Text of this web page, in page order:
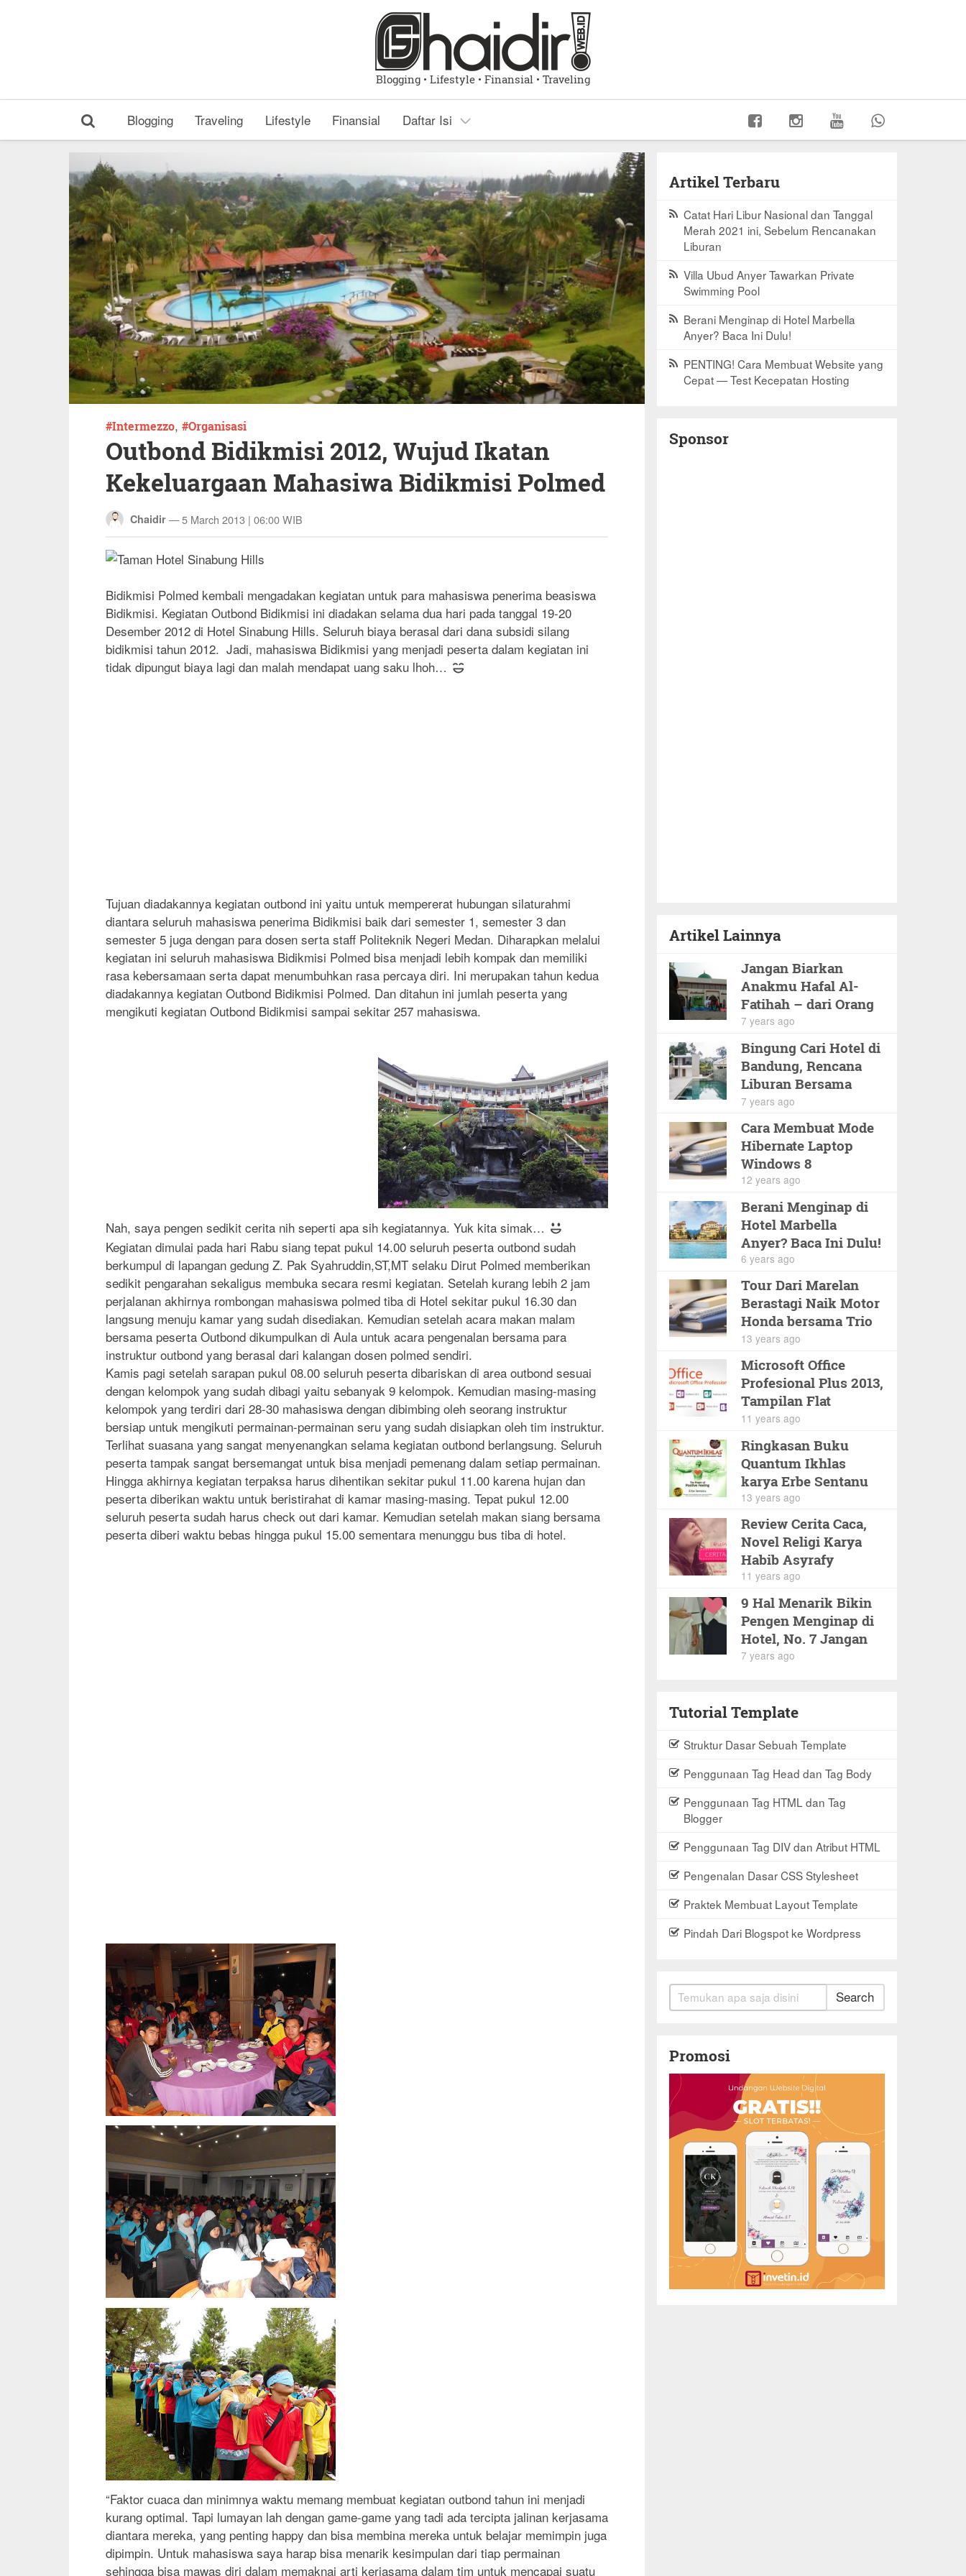
Blogging • Lifestyle • Finansial • Traveling
Blogging Traveling Lifestyle Finansial Daftar Isi
Intermezzo, Organisasi
Outbond Bidikmisi 2012, Wujud Ikatan
Kekeluargaan Mahasiwa Bidikmisi Polmed
Chaidir —5 March 2013 | 06:00 WIB
Bidikmisi Polmed kembali mengadakan kegiatan untuk para mahasiswa penerima beasiswa
Bidikmisi. Kegiatan Outbond Bidikmisi ini diadakan selama dua hari pada tanggal 19-20
Desember 2012 di Hotel Sinabung Hills. Seluruh biaya berasal dari dana subsidi silang
bidikmisi tahun 2012. Jadi, mahasiswa Bidikmisi yang menjadi peserta dalam kegiatan ini
tidak dipungut biaya lagi dan malah mendapat uang saku lhoh…
Tujuan diadakannya kegiatan outbond ini yaitu untuk mempererat hubungan silaturahmi
diantara seluruh mahasiswa penerima Bidikmisi baik dari semester 1, semester 3 dan
semester 5 juga dengan para dosen serta staff Politeknik Negeri Medan. Diharapkan melalui
kegiatan ini seluruh mahasiswa Bidikmisi Polmed bisa menjadi lebih kompak dan memiliki
rasa kebersamaan serta dapat menumbuhkan rasa percaya diri. Ini merupakan tahun kedua
diadakannya kegiatan Outbond Bidikmisi Polmed. Dan ditahun ini jumlah peserta yang
mengikuti kegiatan Outbond Bidikmisi sampai sekitar 257 mahasiswa.
Nah, saya pengen sedikit cerita nih seperti apa sih kegiatannya. Yuk kita simak…
Kegiatan dimulai pada hari Rabu siang tepat pukul 14.00 seluruh peserta outbond sudah
berkumpul di lapangan gedung Z. Pak Syahruddin,ST,MT selaku Dirut Polmed memberikan
sedikit pengarahan sekaligus membuka secara resmi kegiatan. Setelah kurang lebih 2 jam
perjalanan akhirnya rombongan mahasiswa polmed tiba di Hotel sekitar pukul 16.30 dan
langsung menuju kamar yang sudah disediakan. Kemudian setelah acara makan malam
bersama peserta Outbond dikumpulkan di Aula untuk acara pengenalan bersama para
instruktur outbond yang berasal dari kalangan dosen polmed sendiri.
Kamis pagi setelah sarapan pukul 08.00 seluruh peserta dibariskan di area outbond sesuai
dengan kelompok yang sudah dibagi yaitu sebanyak 9 kelompok. Kemudian masing-masing
kelompok yang terdiri dari 28-30 mahasiswa dengan dibimbing oleh seorang instruktur
bersiap untuk mengikuti permainan-permainan seru yang sudah disiapkan oleh tim instruktur.
Terlihat suasana yang sangat menyenangkan selama kegiatan outbond berlangsung. Seluruh
peserta tampak sangat bersemangat untuk bisa menjadi pemenang dalam setiap permainan.
Hingga akhirnya kegiatan terpaksa harus dihentikan sekitar pukul 11.00 karena hujan dan
peserta diberikan waktu untuk beristirahat di kamar masing-masing. Tepat pukul 12.00
seluruh peserta sudah harus check out dari kamar. Kemudian setelah makan siang bersama
peserta diberi waktu bebas hingga pukul 15.00 sementara menunggu bus tiba di hotel.
“Faktor cuaca dan minimnya waktu memang membuat kegiatan outbond tahun ini menjadi
kurang optimal. Tapi lumayan lah dengan game-game yang tadi ada tercipta jalinan kerjasama
diantara mereka, yang penting happy dan bisa membina mereka untuk belajar memimpin juga
dipimpin. Untuk mahasiswa saya harap bisa menarik kesimpulan dari tiap permainan
sehingga bisa mawas diri dalam memaknai arti kerjasama dalam tim untuk mencapai suatu
Artikel Terbaru
Catat Hari Libur Nasional dan Tanggal
Merah 2021 ini, Sebelum Rencanakan
Liburan
Villa Ubud Anyer Tawarkan Private
Swimming Pool
Berani Menginap di Hotel Marbella
Anyer? Baca Ini Dulu!
PENTING! Cara Membuat Website yang
Cepat — Test Kecepatan Hosting
Sponsor
Artikel Lainnya
Jangan Biarkan
Anakmu Hafal Al-
Fatihah – dari Orang
Lain
7 years ago
Bingung Cari Hotel di
Bandung, Rencana
Liburan Bersama
Keluarga
7 years ago
Cara Membuat Mode
Hibernate Laptop
Windows 8
12 years ago
Berani Menginap di
Hotel Marbella
Anyer? Baca Ini Dulu!
6 years ago
Tour Dari Marelan
Berastagi Naik Motor
Honda bersama Trio
Pyramidium
13 years ago
Microsoft Office
Profesional Plus 2013,
Tampilan Flat
Minimalis
11 years ago
Ringkasan Buku
Quantum Ikhlas
karya Erbe Sentanu
13 years ago
Review Cerita Caca,
Novel Religi Karya
Habib Asyrafy
11 years ago
9 Hal Menarik Bikin
Pengen Menginap di
Hotel, No. 7 Jangan
Baper
7 years ago
Tutorial Template
Struktur Dasar Sebuah Template
Penggunaan Tag Head dan Tag Body
Penggunaan Tag HTML dan Tag
Blogger
Penggunaan Tag DIV dan Atribut HTML
Pengenalan Dasar CSS Stylesheet
Praktek Membuat Layout Template
Pindah Dari Blogspot ke Wordpress
Search
Promosi